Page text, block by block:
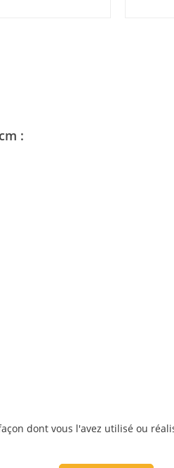
:
dont vous l'avez utilisé ou